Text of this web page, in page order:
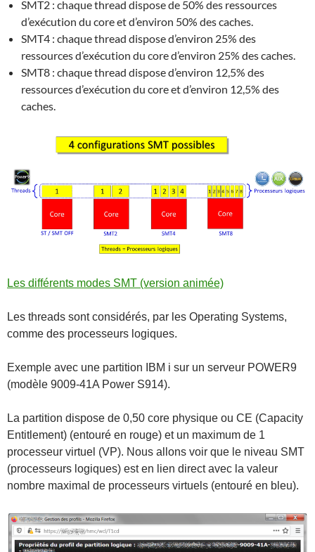
SMT2 : chaque thread dispose de 50% des ressources
d’exécution du core et d’environ 50% des caches.
SMT4 : chaque thread dispose d’environ 25% des
ressources d’exécution du core d’environ 25% des caches.
SMT8 : chaque thread dispose d’environ 12,5% des
ressources d’exécution du core et d’environ 12,5% des
caches.
Les différents modes SMT (version animée)
Les threads sont considérés, par les Operating Systems,
comme des processeurs logiques.
Exemple avec une partition IBM i sur un serveur POWER9
(modèle 9009-41A Power S914).
La partition dispose de 0,50 core physique ou CE (Capacity
Entitlement) (entouré en rouge) et un maximum de 1
processeur virtuel (VP). Nous allons voir que le niveau SMT
(processeurs logiques) est en lien direct avec la valeur
nombre maximal de processeurs virtuels (entouré en bleu).